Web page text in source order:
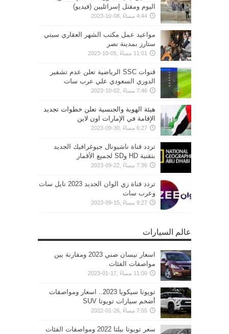
اليوم ومقتل إسرائليين (فيديو)
4:44 مساءً ,08-10-2023
مواعيد عمل مكتب الشهر العقاري سيتي
ستارز بمدينة نصر
11:01 مساءً ,05-10-2023
قنوات SSC الرياضية تعلن عدم تشفير
الدوري السعودي علي عرب سات
7:46 مساءً ,02-10-2023
هيئة الهوية والجنسية تعلن خطوات تجديد
الإقامة في الإمارات اون لاين
6:27 مساءً ,30-09-2023
تردد قناة ناشيونال جيوغرافيك الجديد
بتقنية HD وSD لجميع الأقمار
7:36 مساءً ,22-09-2023
تردد قناة زي الوان الجديد 2023 نايل سات
وعرب سات
9:27 مساءً ,15-09-2023
عالم السيارات
اسعار نيسان صني 2023 ومقارنة بين
مواصفات الفئات
11:00 مساءً ,17-01-2023
تويوتا سيكويا 2023.. اسعار ومواصفات
أضخم سيارات تويوتا SUV
7:55 مساءً ,26-01-2022
سعر تويوتا بيلتا 2022 ومواصفات الفئات